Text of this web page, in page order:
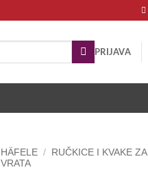
PRIJAVA
HÄFELE /
RUČKICE I KVAKE ZA
VRATA